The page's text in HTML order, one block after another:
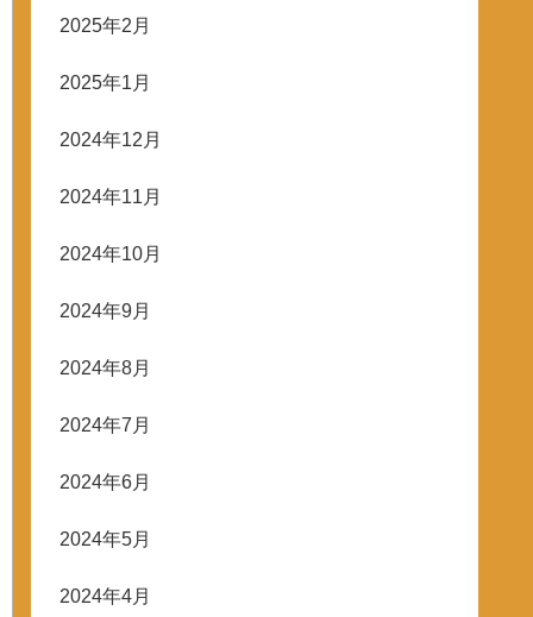
2025年2月
2025年1月
2024年12月
2024年11月
2024年10月
2024年9月
2024年8月
2024年7月
2024年6月
2024年5月
2024年4月